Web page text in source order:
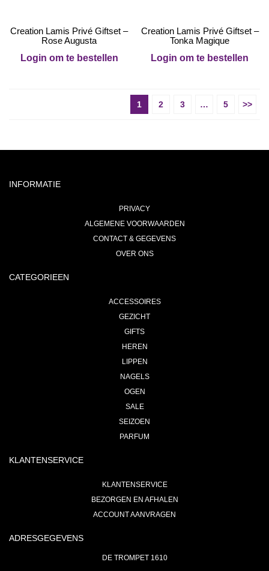
Creation Lamis Privé Giftset –
Rose Augusta
Login om te bestellen
Creation Lamis Privé Giftset –
Tonka Magique
Login om te bestellen
1 2 3 … 5 >>
INFORMATIE
PRIVACY
ALGEMENE VOORWAARDEN
CONTACT & GEGEVENS
OVER ONS
CATEGORIEEN
ACCESSOIRES
GEZICHT
GIFTS
HEREN
LIPPEN
NAGELS
OGEN
SALE
SEIZOEN
PARFUM
KLANTENSERVICE
KLANTENSERVICE
BEZORGEN EN AFHALEN
ACCOUNT AANVRAGEN
ADRESGEGEVENS
DE TROMPET 1610